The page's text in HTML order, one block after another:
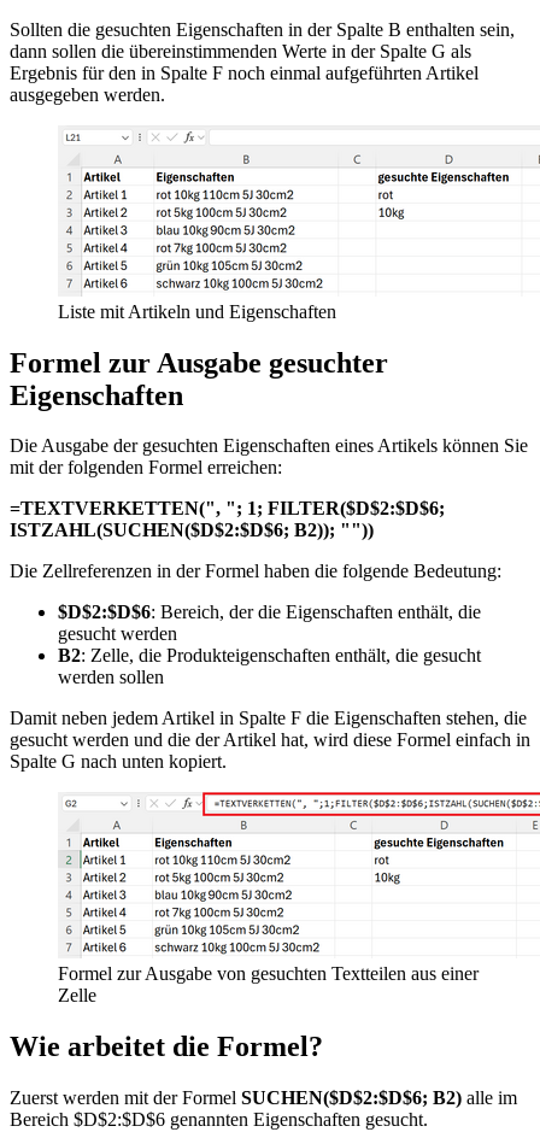
Sollten die gesuchten Eigenschaften in der Spalte B enthalten sein,
dann sollen die übereinstimmenden Werte in der Spalte G als
Ergebnis für den in Spalte F noch einmal aufgeführten Artikel
ausgegeben werden.
Liste mit Artikeln und Eigenschaften
Formel zur Ausgabe gesuchter
Eigenschaften
Die Ausgabe der gesuchten Eigenschaften eines Artikels können Sie
mit der folgenden Formel erreichen:
=TEXTVERKETTEN(", "; 1; FILTER($D$2:$D$6;
ISTZAHL(SUCHEN($D$2:$D$6; B2)); ""))
Die Zellreferenzen in der Formel haben die folgende Bedeutung:
$D$2:$D$6: Bereich, der die Eigenschaften enthält, die
gesucht werden
B2: Zelle, die Produkteigenschaften enthält, die gesucht
werden sollen
Damit neben jedem Artikel in Spalte F die Eigenschaften stehen, die
gesucht werden und die der Artikel hat, wird diese Formel einfach in
Spalte G nach unten kopiert.
Formel zur Ausgabe von gesuchten Textteilen aus einer
Zelle
Wie arbeitet die Formel?
Zuerst werden mit der Formel SUCHEN($D$2:$D$6; B2) alle im
Bereich $D$2:$D$6 genannten Eigenschaften gesucht.